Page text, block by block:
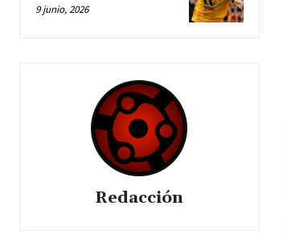
9 junio, 2026
Redacción